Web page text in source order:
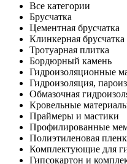
Все категории
Брусчатка
Цементная брусчатка
Клинкерная брусчатка
Тротуарная плитка
Бордюрный камень
Гидроизоляционные
Гидроизоляция,
Обмазочная
Кровельные
Праймеры и мастики
Профилированные
Полиэтиленовая
Комплектующие для
Гипсокартон и